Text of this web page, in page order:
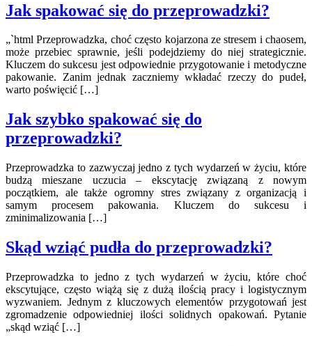
Jak spakować się do przeprowadzki?
„`html Przeprowadzka, choć często kojarzona ze stresem i chaosem,
może przebiec sprawnie, jeśli podejdziemy do niej strategicznie.
Kluczem do sukcesu jest odpowiednie przygotowanie i metodyczne
pakowanie. Zanim jednak zaczniemy wkładać rzeczy do pudeł,
warto poświęcić […]
Jak szybko spakować się do
przeprowadzki?
Przeprowadzka to zazwyczaj jedno z tych wydarzeń w życiu, które
budzą mieszane uczucia – ekscytację związaną z nowym
początkiem, ale także ogromny stres związany z organizacją i
samym procesem pakowania. Kluczem do sukcesu i
zminimalizowania […]
Skąd wziąć pudła do przeprowadzki?
Przeprowadzka to jedno z tych wydarzeń w życiu, które choć
ekscytujące, często wiążą się z dużą ilością pracy i logistycznym
wyzwaniem. Jednym z kluczowych elementów przygotowań jest
zgromadzenie odpowiedniej ilości solidnych opakowań. Pytanie
„skąd wziąć […]